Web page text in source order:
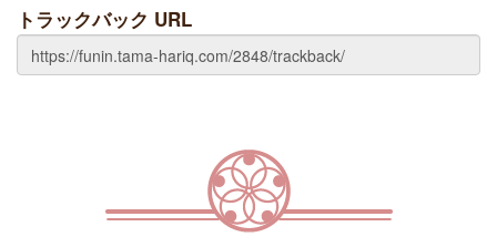
トラックバック URL